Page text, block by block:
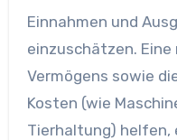
Einnahmen und
einzuschätzen.
Vermögens sowie
Kosten (wie
Tierhaltung) helfen,